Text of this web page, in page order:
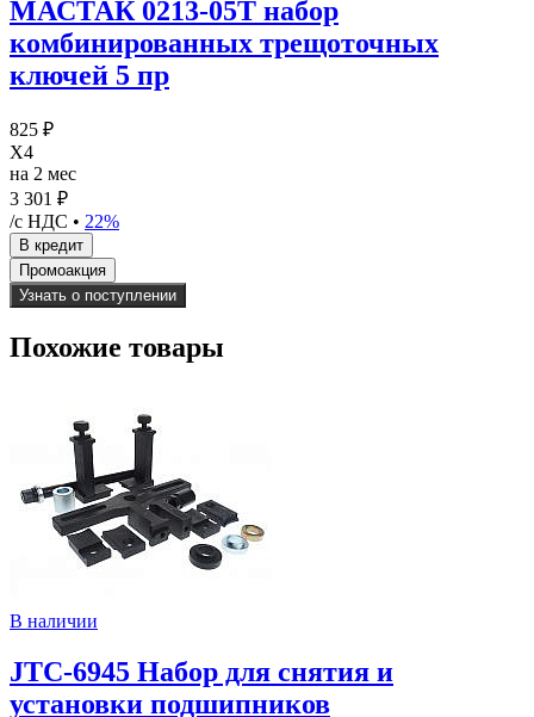
МАСТАК 0213-05T набор
комбинированных трещоточных
ключей 5 пр
825 ₽
X4
на 2 мес
3 301 ₽
/с НДС • 22%
Узнать о поступлении
Похожие товары
В наличии
JTC-6945 Набор для снятия и
установки подшипников